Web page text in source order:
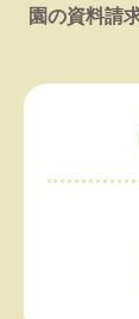
園の資料請